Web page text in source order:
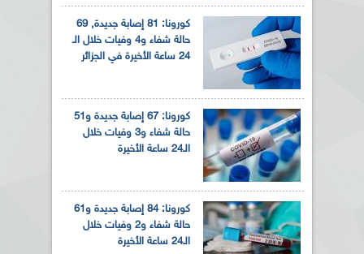
كورونا: 81 إصابة جديدة, 69
حالة شفاء و4 وفيات خلال الـ
24 ساعة الأخيرة في الجزائر
كورونا: 67 إصابة جديدة و51
حالة شفاء و3 وفيات خلال
الـ24 ساعة الأخيرة
كورونا: 84 إصابة جديدة و61
حالة شفاء و2 وفيات خلال
الـ24 ساعة الأخيرة